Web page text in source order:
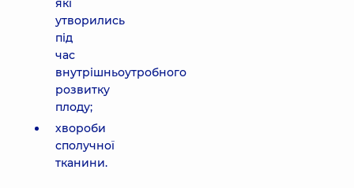
які
утворились
під
час
внутрішньоутробного
розвитку
плоду;
хвороби
сполучної
тканини.